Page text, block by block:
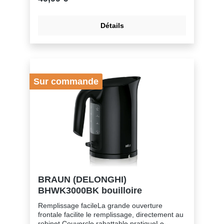
bisphénol A: OuiLogement: Stainless
cordon intégré: OuiCouleur: Stainless steel/
Détails
Sur commande
BRAUN (DELONGHI)
BHWK3000BK bouilloire
Remplissage facileLa grande ouverture
frontale facilite le remplissage, directement au